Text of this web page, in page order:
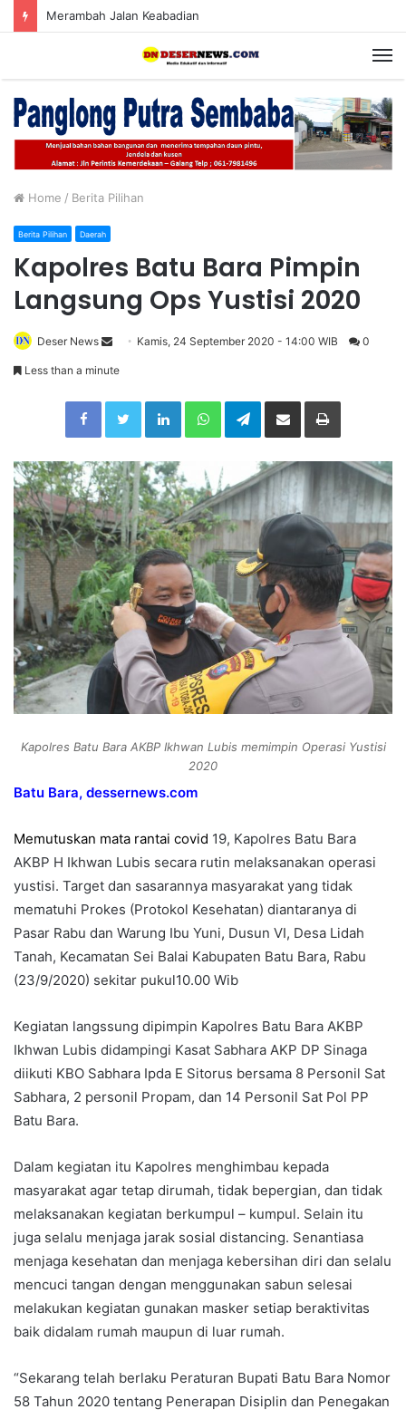
Merambah Jalan Keabadian
Home / Berita Pilihan
Berita Pilihan Daerah
Kapolres Batu Bara Pimpin
Langsung Ops Yustisi 2020
Deser News
a
e
m
a
i
l
Kamis, 24 September 2020 - 14:00 WIB 0
Less than a minute
Facebook Twitter LinkedIn WhatsApp Telegram
Kapolres Batu Bara AKBP Ikhwan Lubis memimpin Operasi Yustisi
2020
Batu Bara, dessernews.com
Memutuskan mata rantai covid 19, Kapolres Batu Bara
AKBP H Ikhwan Lubis secara rutin melaksanakan operasi
yustisi. Target dan sasarannya masyarakat yang tidak
mematuhi Prokes (Protokol Kesehatan) diantaranya di
Pasar Rabu dan Warung Ibu Yuni, Dusun VI, Desa Lidah
Tanah, Kecamatan Sei Balai Kabupaten Batu Bara, Rabu
(23/9/2020) sekitar pukul10.00 Wib
Kegiatan langssung dipimpin Kapolres Batu Bara AKBP
Ikhwan Lubis didampingi Kasat Sabhara AKP DP Sinaga
diikuti KBO Sabhara Ipda E Sitorus bersama 8 Personil Sat
Sabhara, 2 personil Propam, dan 14 Personil Sat Pol PP
Batu Bara.
Dalam kegiatan itu Kapolres menghimbau kepada
masyarakat agar tetap dirumah, tidak bepergian, dan tidak
melaksanakan kegiatan berkumpul – kumpul. Selain itu
juga selalu menjaga jarak sosial distancing. Senantiasa
menjaga kesehatan dan menjaga kebersihan diri dan selalu
mencuci tangan dengan menggunakan sabun selesai
melakukan kegiatan gunakan masker setiap beraktivitas
baik didalam rumah maupun di luar rumah.
“Sekarang telah berlaku Peraturan Bupati Batu Bara Nomor
58 Tahun 2020 tentang Penerapan Disiplin dan Penegakan